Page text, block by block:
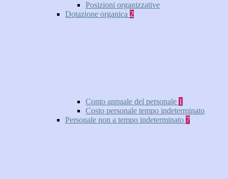
Posizioni organizzative
Dotazione organica 2
Conto annuale del personale 1
Costo personale tempo indeterminato
Personale non a tempo indeterminato 7